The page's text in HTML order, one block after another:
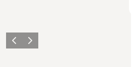
ForrigeNæste